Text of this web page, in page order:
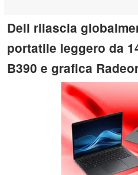
Dell rilascia
portatile leggero da
B390 e grafica